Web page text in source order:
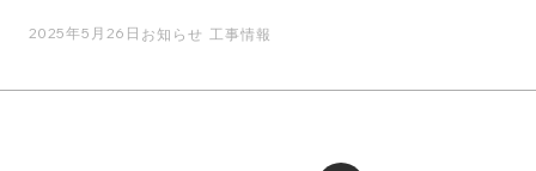
2025年5月26日 お知らせ 工事情報